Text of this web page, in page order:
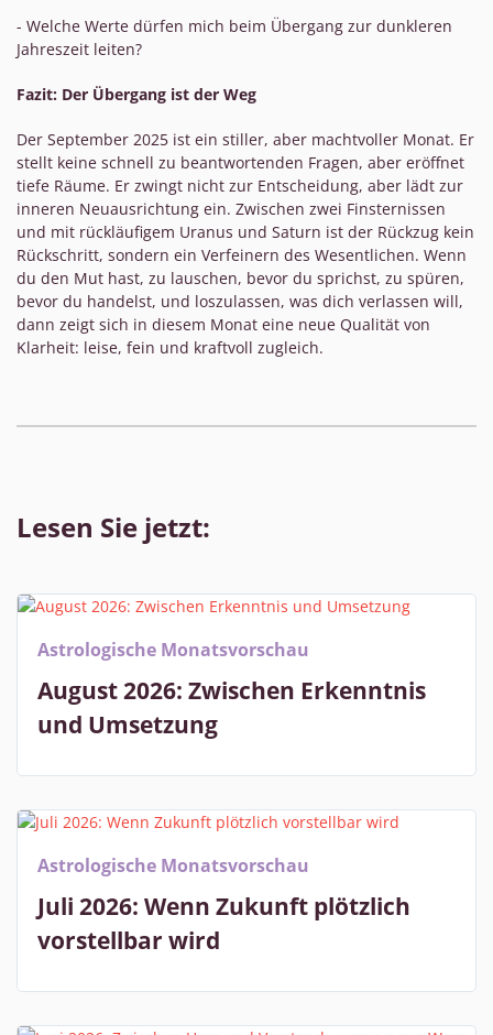
- Welche Werte dürfen mich beim Übergang zur dunkleren
Jahreszeit leiten?
Fazit: Der Übergang ist der Weg
Der September 2025 ist ein stiller, aber machtvoller Monat. Er
stellt keine schnell zu beantwortenden Fragen, aber eröffnet
tiefe Räume. Er zwingt nicht zur Entscheidung, aber lädt zur
inneren Neuausrichtung ein. Zwischen zwei Finsternissen
und mit rückläufigem Uranus und Saturn ist der Rückzug kein
Rückschritt, sondern ein Verfeinern des Wesentlichen. Wenn
du den Mut hast, zu lauschen, bevor du sprichst, zu spüren,
bevor du handelst, und loszulassen, was dich verlassen will,
dann zeigt sich in diesem Monat eine neue Qualität von
Klarheit: leise, fein und kraftvoll zugleich.
Lesen Sie jetzt:
August 2026: Zwischen Erkenntnis
und Umsetzung
Astrologische Monatsvorschau
Juli 2026: Wenn Zukunft plötzlich
vorstellbar wird
Astrologische Monatsvorschau